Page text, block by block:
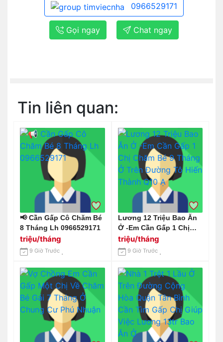
0966529171
Gọi ngay Chat ngay
Tin liên quan:
📢 Cần Gấp Cô Chăm Bé
8 Tháng Lh 0966529171
triệu/tháng
9 Giờ Trước
Lương 12 Triệu Bao Ăn
Ở -Em Cần Gấp 1 Chị
Chăm Bé 9 Tháng Ở
Trên Đường Tô Hiến
Thành Q10 Ạ
triệu/tháng
9 Giờ Trước